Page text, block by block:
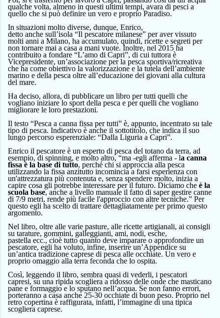
qualche volta, almeno in questi ultimitempi, avara di pesci a
quello che si può definireun vero e proprio Paradiso.
In situazioni molto diverse, dunque, Enrico,
detto anche sull’isola “Il pescatore milanese” per aver vissuto
molti anni a Milano, ha accumulato, quindi, ricette e segreti per
non tornare mai a casa a mani vuote. Inoltre, nel 2015 ha
contribuito a fondare “L’amo di Capri”, di cui tuttora è
Vicepresidente, un’associazione per la pesca sportiva/ricreativa
che ha come obiettivo la valorizzazione e la tutela dell’ambiente
marino e della pesca oltre all’educazione dei giovani alla cultura
del mare.
Ha deciso, allora, di pubblicare un libro per tutti quelli che
vogliano iniziare lo sport della pesca e perquelli che vogliano
migliorare le loro prestazioni.
Il testo “Pesca a canna fissa per tutti” è, appunto, incentrato su tale
tipo di pesca. Indicativo è anche il sottotitolo, che indica il suo
lungo percorso esperenziale: “Dalla Liguria a Capri”.
Enrico il pescatore è un esperto di pesca del totano da terra, ad
esempio, di spinning, e molto altro, “ma -egli afferma - la canna
fissa è la base di tutto, perché chi si approccia alla pesca
utilizzando la fissa anzitutto incomincia a farsi esperienza con
un'attrezzatura più contenuta e, senza spendere molto, inizia a
capire cosa gli potrebbe interessare per il futuro. Diciamo che è la
scuola base, anche a livello manuale il fatto di saper gestire canne
di 7/9 metri, rende più facile l'approccio con altre tecniche.” Per
questo egli ha scelto di trattare dettagliatamente per primo questo
argomento.
Nel libro, oltre alle varie pasture, alle ricette artigianali, ai consigli
su tarature, gommini, galleggianti, ami, nodi, esche,
pastella ecc., cioè tutto quanto deve imparare o approfondire un
pescatore, egli ha voluto, infine, inserire un’Appendice su
un’antica tradizione caprese di pesca alle occhiate. Un vero e
proprio omaggio alla terra feconda che lo ospita.
Così, leggendo il libro, sembra quasi di vederli, i pescatori
capresi, su una ripida scogliera a ridosso delle onde che masticano
pane e formaggio e lo sputano nell’acqua. Se non fanno errori,
porteranno a casa anche 25-30 occhiate di buon peso. Proprio nel
retro copertina è raffigurata, infatti, l’immagine di una tipica
scogliera caprese.